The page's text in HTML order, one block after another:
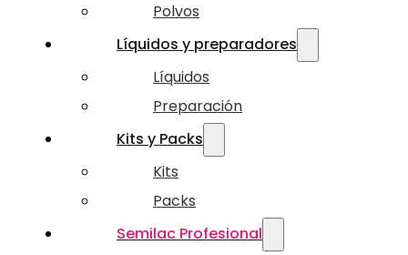
Polvos
Líquidos y preparadores
Líquidos
Preparación
Kits y Packs
Kits
Packs
Semilac Profesional